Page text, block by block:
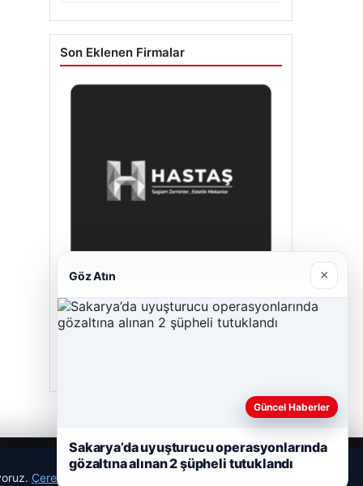
Son Eklenen Firmalar
Hastaş Beton
26/05/2026
Çerez Politikamız
Göz Atın ×
Güncel Haberler
Sakarya’da uyuşturucu operasyonlarında
gözaltına alınan 2 şüpheli tutuklandı